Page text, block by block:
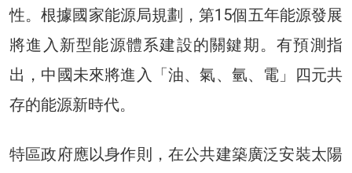
性。根據國家能源局規劃，第15個五年能源發展
將進入新型能源體系建設的關鍵期。有預測指
出，中國未來將進入「油、氣、氫、電」四元共
存的能源新時代。
特區政府應以身作則，在公共建築廣泛安裝太陽